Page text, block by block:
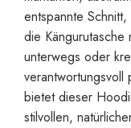
entspannte
die
unterwegs oder
bietet dieser
stilvollen,